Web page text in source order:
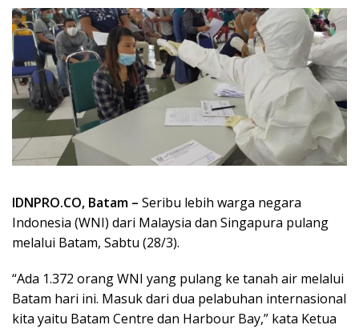
IDNPRO.CO, Batam – Seribu lebih warga negara
Indonesia (WNI) dari Malaysia dan Singapura pulang
melalui Batam, Sabtu (28/3).
“Ada 1.372 orang WNI yang pulang ke tanah air melalui
Batam hari ini. Masuk dari dua pelabuhan internasional
kita yaitu Batam Centre dan Harbour Bay,” kata Ketua